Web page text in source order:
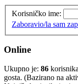
Korisničko ime:
Zaboravio/la sam
Online
Ukupno je: 86
gosta. (Bazirano na